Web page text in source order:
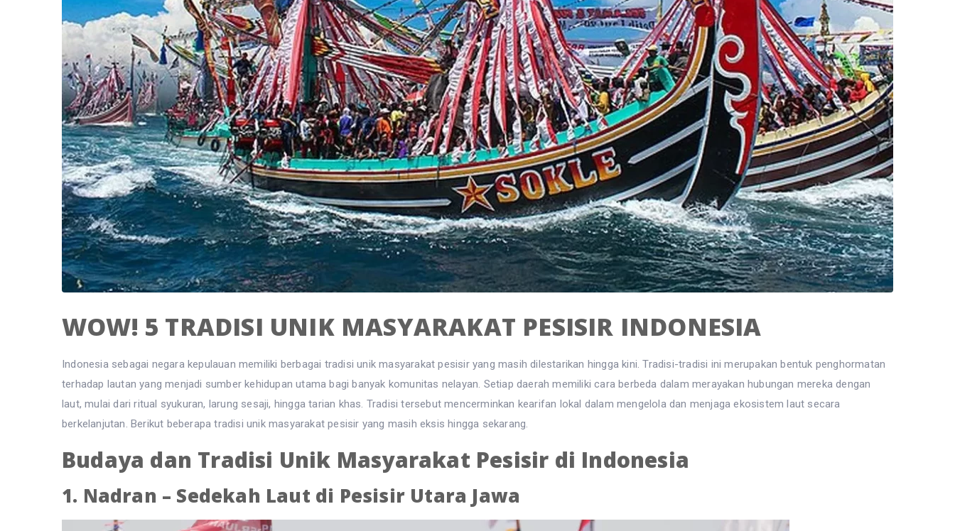
WOW! 5 TRADISI UNIK MASYARAKAT PESISIR INDONESIA
Indonesia sebagai negara kepulauan memiliki berbagai tradisi unik masyarakat pesisir yang masih dilestarikan hingga kini. Tradisi-tradisi ini merupakan bentuk penghormatan
terhadap lautan yang menjadi sumber kehidupan utama bagi banyak komunitas nelayan. Setiap daerah memiliki cara berbeda dalam merayakan hubungan mereka dengan
laut, mulai dari ritual syukuran, larung sesaji, hingga tarian khas. Tradisi tersebut mencerminkan kearifan lokal dalam mengelola dan menjaga ekosistem laut secara
berkelanjutan. Berikut beberapa tradisi unik masyarakat pesisir yang masih eksis hingga sekarang.
Budaya dan Tradisi Unik Masyarakat Pesisir di Indonesia
1. Nadran – Sedekah Laut di Pesisir Utara Jawa